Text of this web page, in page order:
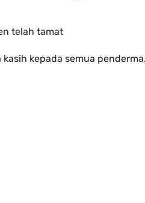
telah tamat
kasih kepada semua